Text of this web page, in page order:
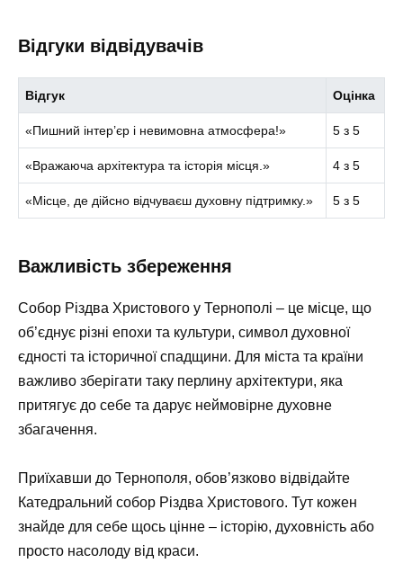
Відгуки відвідувачів
Відгук Оцінка
«Пишний інтер’єр і невимовна атмосфера!» 5 з 5
«Вражаюча архітектура та історія місця.» 4 з 5
«Місце, де дійсно відчуваєш духовну підтримку.» 5 з 5
Важливість збереження
Собор Різдва Христового у Тернополі – це місце, що
об’єднує різні епохи та культури, символ духовної
єдності та історичної спадщини. Для міста та країни
важливо зберігати таку перлину архітектури, яка
притягує до себе та дарує неймовірне духовне
збагачення.
Приїхавши до Тернополя, обов’язково відвідайте
Катедральний собор Різдва Христового. Тут кожен
знайде для себе щось цінне – історію, духовність або
просто насолоду від краси.